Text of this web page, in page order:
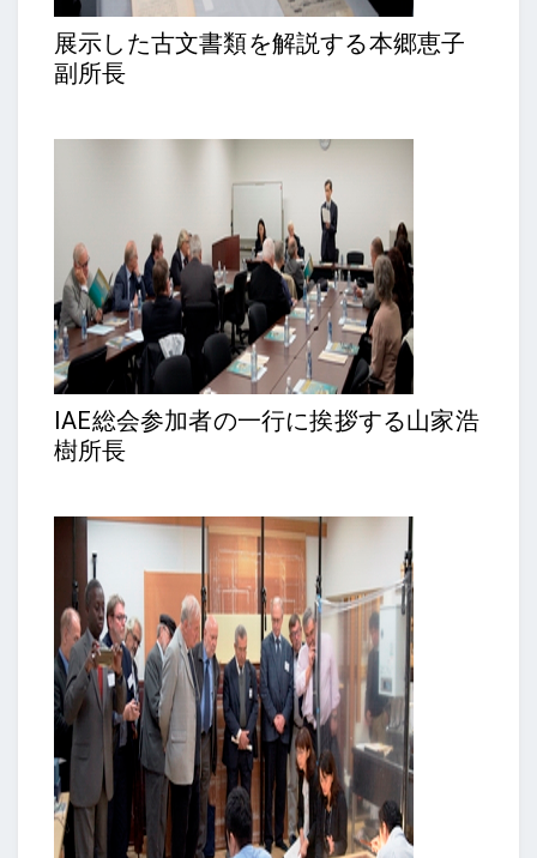
展示した古文書類を解説する本郷恵子
副所長
IAE総会参加者の一行に挨拶する山家浩
樹所長